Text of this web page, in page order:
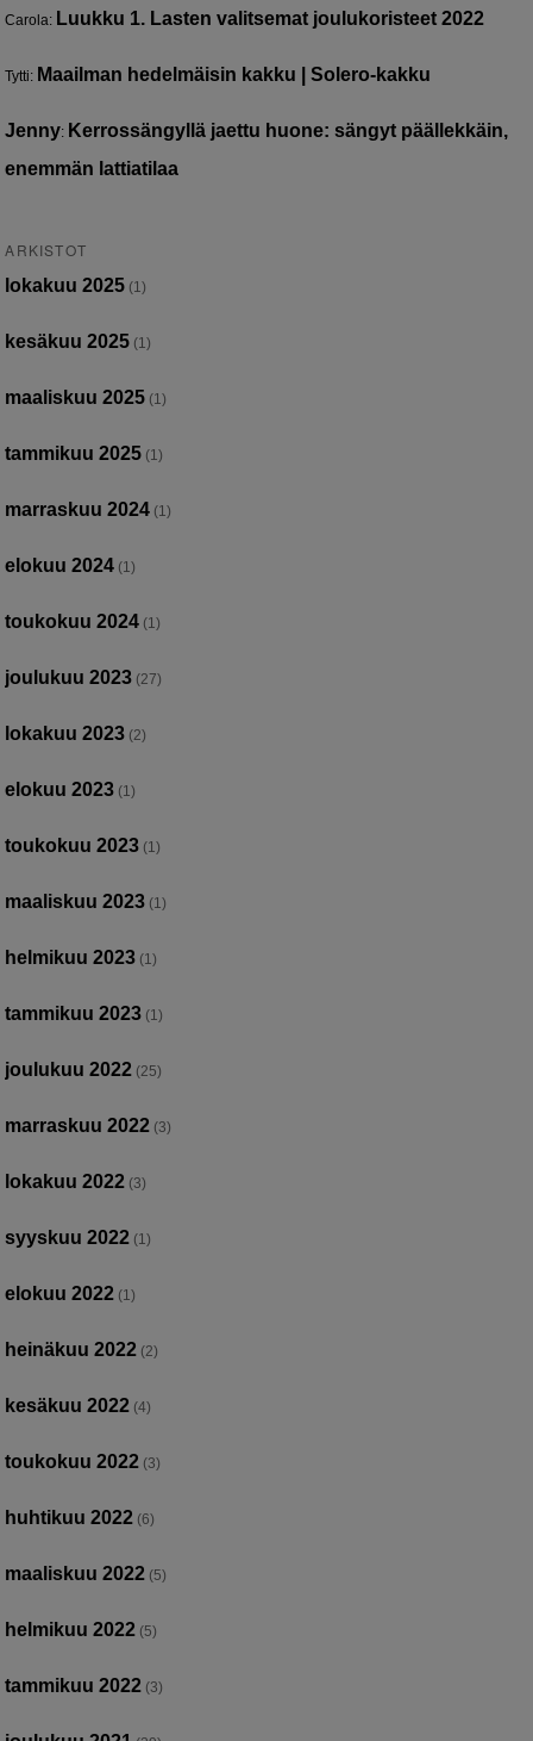
Carola: Luukku 1. Lasten valitsemat joulukoristeet 2022
Tytti: Maailman hedelmäisin kakku | Solero-kakku
Jenny: Kerrossängyllä jaettu huone: sängyt päällekkäin,
enemmän lattiatilaa
ARKISTOT
lokakuu 2025 (1)
kesäkuu 2025 (1)
maaliskuu 2025 (1)
tammikuu 2025 (1)
marraskuu 2024 (1)
elokuu 2024 (1)
toukokuu 2024 (1)
joulukuu 2023 (27)
lokakuu 2023 (2)
elokuu 2023 (1)
toukokuu 2023 (1)
maaliskuu 2023 (1)
helmikuu 2023 (1)
tammikuu 2023 (1)
joulukuu 2022 (25)
marraskuu 2022 (3)
lokakuu 2022 (3)
syyskuu 2022 (1)
elokuu 2022 (1)
heinäkuu 2022 (2)
kesäkuu 2022 (4)
toukokuu 2022 (3)
huhtikuu 2022 (6)
maaliskuu 2022 (5)
helmikuu 2022 (5)
tammikuu 2022 (3)